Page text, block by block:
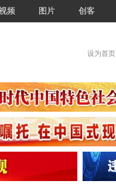
频 图片 创客
设为首页